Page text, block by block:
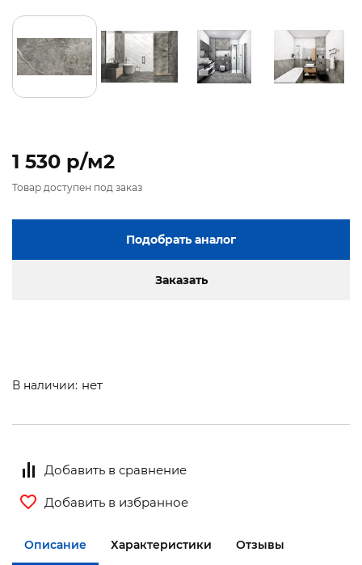
1 530 p/м2
Товар доступен под заказ
Подобрать аналог
Заказать
В наличии: нет
Добавить в сравнение
Добавить в избранное
Описание Характеристики Отзывы